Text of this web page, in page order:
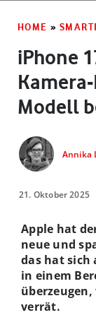
HOME »
iPhone
Modell
Annika
21. Oktober 2025
Apple hat
neue und
das hat sich
in einem
überzeugen,
verrät.